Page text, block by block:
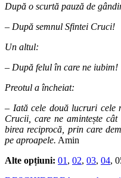
După o scurtă pauză de
– După semnul Sfintei Cruci!
Un altul:
– După felul în care ne iubim!
Preotul a încheiat:
– Iată cele două lucruri cele
Crucii, care ne amintește
birea reciprocă, prin care
pe aproapele. Amin
Alte opțiuni: 01 , 02, 03, 04,